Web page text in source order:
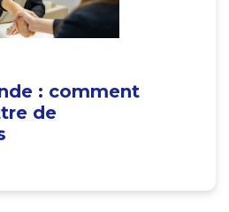
: comment
de